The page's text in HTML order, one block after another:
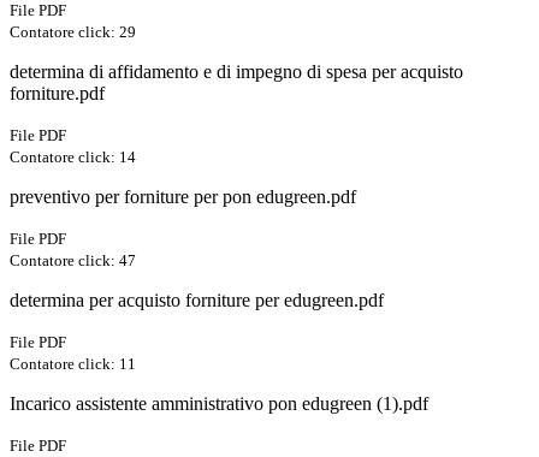
File PDF
Contatore click: 29
determina di affidamento e di impegno di spesa per acquisto
forniture.pdf
File PDF
Contatore click: 14
preventivo per forniture per pon edugreen.pdf
File PDF
Contatore click: 47
determina per acquisto forniture per edugreen.pdf
File PDF
Contatore click: 11
Incarico assistente amministrativo pon edugreen (1).pdf
File PDF